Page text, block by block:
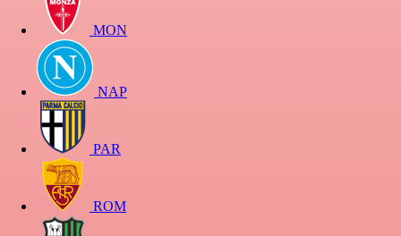
MON
NAP
PAR
ROM